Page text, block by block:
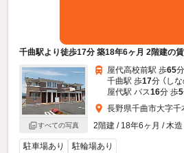
千曲駅より徒歩17分 築18年6ヶ月 2階建の
すべての写真
屋代高校前駅 歩65
千曲駅 歩17分 （しな
屋代駅 バス16分 歩5
長野県千曲市大字千
2階建 / 18年6ヶ月 / 木造
駐車場あり 駐輪場あり